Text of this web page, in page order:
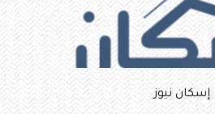
إسكان نيوز